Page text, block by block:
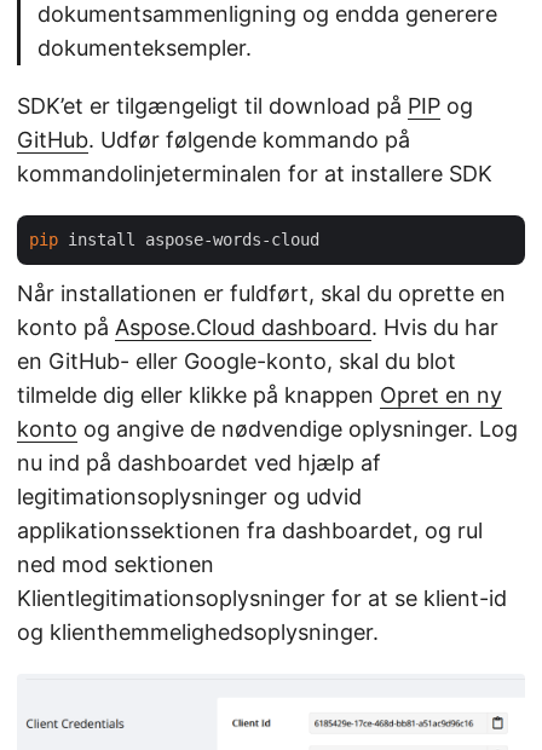
dokumentsammenligning og endda generere
dokumenteksempler.
SDK’et er tilgængeligt til download på PIP og
GitHub. Udfør følgende kommando på
kommandolinjeterminalen for at installere SDK
pip
Når installationen er fuldført, skal du oprette en
konto på Aspose.Cloud dashboard. Hvis du har
en GitHub- eller Google-konto, skal du blot
tilmelde dig eller klikke på knappen Opret en ny
konto og angive de nødvendige oplysninger. Log
nu ind på dashboardet ved hjælp af
legitimationsoplysninger og udvid
applikationssektionen fra dashboardet, og rul
ned mod sektionen
Klientlegitimationsoplysninger for at se klient-id
og klienthemmelighedsoplysninger.